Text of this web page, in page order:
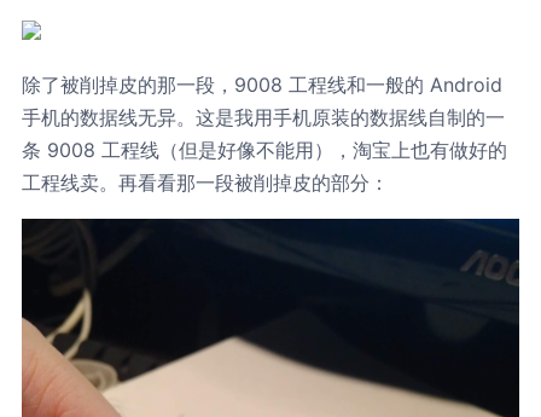
除了被削掉皮的那一段，9008 工程线和一般的 Android
手机的数据线无异。这是我用手机原装的数据线自制的一
条 9008 工程线（但是好像不能用），淘宝上也有做好的
工程线卖。再看看那一段被削掉皮的部分：